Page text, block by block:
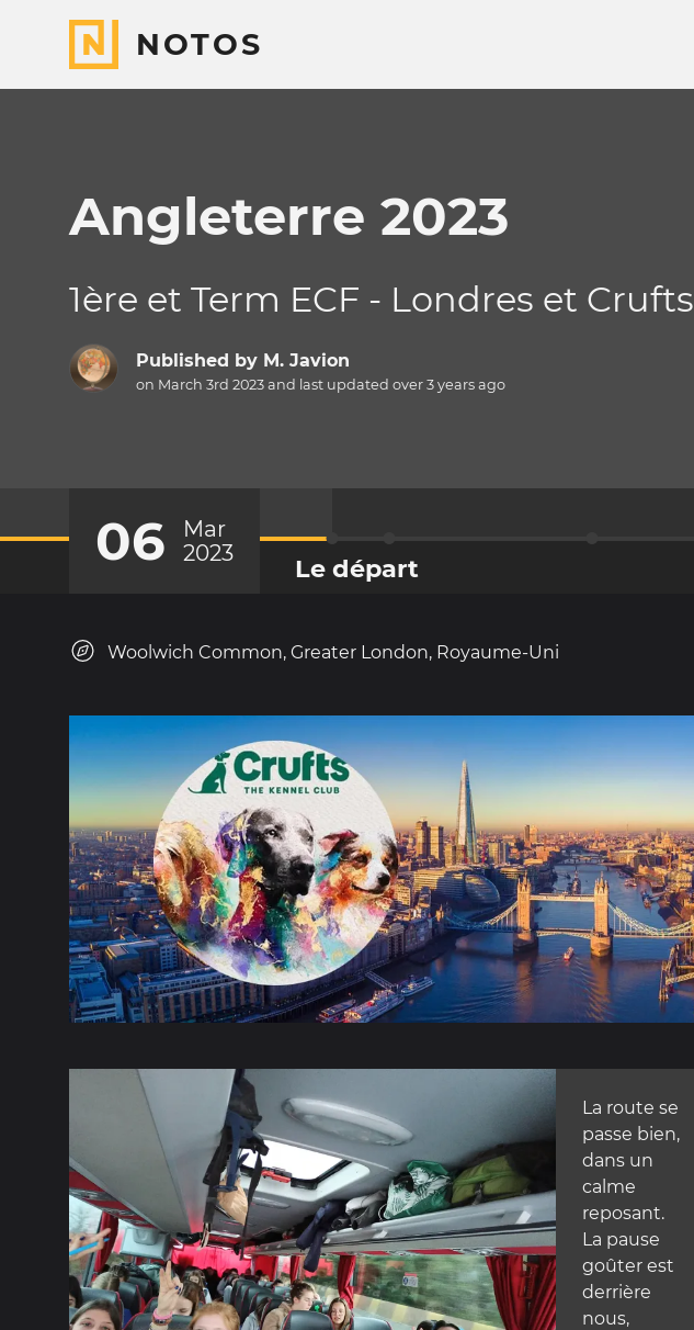
NOTOS
Angleterre 2023
1ère et Term ECF - Londres et Crufts
Published by M. Javion
on March 3rd 2023 and last updated over 3 yearsago
06
Mar
2023
Le départ
Woolwich Common, Greater London, Royaume-Uni
La route se
passe bien,
dans un
calme
reposant.
La pause
goûter est
derrière
nous,